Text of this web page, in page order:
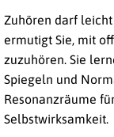
Zuhören darf
ermutigt Sie, mit
zuzuhören. Sie
Spiegeln und
Resonanzräume
Selbstwirksamkeit.